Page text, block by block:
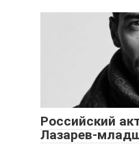
Российский
Лазарев-